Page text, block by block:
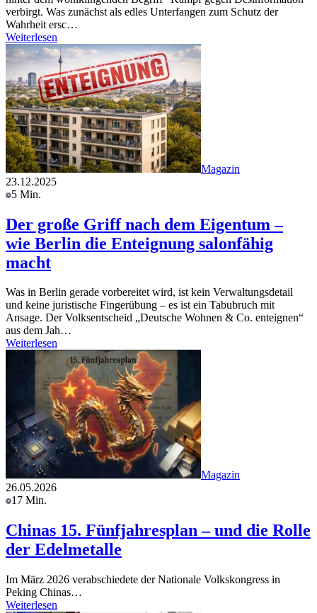
verbirgt. Was zunächst als edles Unterfangen zum Schutz der
Wahrheit ersc…
Weiterlesen
Magazin
23.12.2025
5 Min.
Der große Griff nach dem Eigentum –
wie Berlin die Enteignung salonfähig
macht
Was in Berlin gerade vorbereitet wird, ist kein Verwaltungsdetail
und keine juristische Fingerübung – es ist ein Tabubruch mit
Ansage. Der Volksentscheid „Deutsche Wohnen & Co. enteignen“
aus dem Jah…
Weiterlesen
Magazin
26.05.2026
17 Min.
Chinas 15. Fünfjahresplan – und die Rolle
der Edelmetalle
Im März 2026 verabschiedete der Nationale Volkskongress in
Peking Chinas…
Weiterlesen